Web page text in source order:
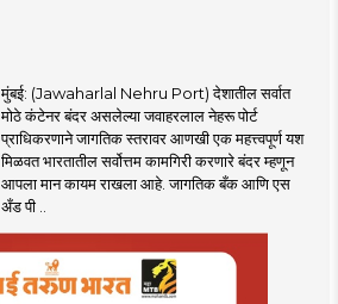
मुंबई: (Jawaharlal Nehru Port) देशातील सर्वात
मोठे कंटेनर बंदर असलेल्या जवाहरलाल नेहरू पोर्ट
प्राधिकरणाने जागतिक स्तरावर आणखी एक महत्त्वपूर्ण यश
मिळवत भारतातील सर्वोत्तम कामगिरी करणारे बंदर म्हणून
आपला मान कायम राखला आहे. जागतिक बँक आणि एस
अँड पी ..